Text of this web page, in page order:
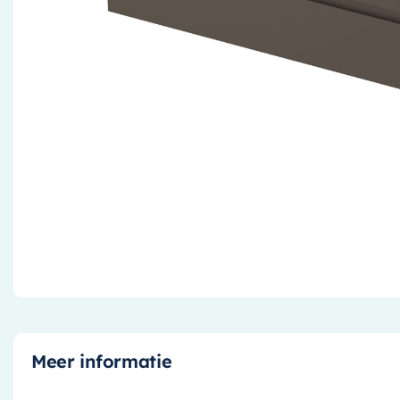
Meer informatie